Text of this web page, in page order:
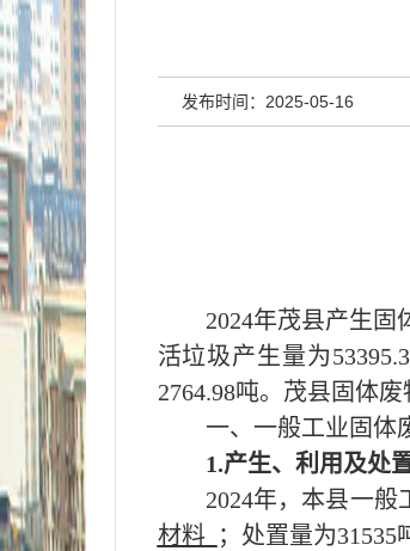
发布时间：2025-05-16
2024年茂县产生固
活垃圾产生量为
2764.98吨。 茂县 固体
一、一般工业固体
1.产生、利用及处
2024年，本县一般
材料
；处置量为31535